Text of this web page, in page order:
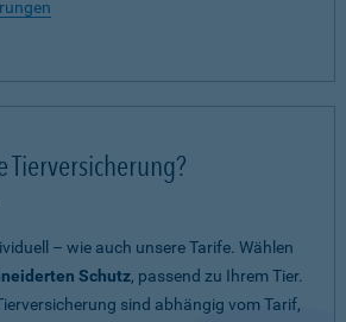
Tierversicherung?
– wie auch unsere Tarife. Wählen
Schutz, passend zu Ihrem Tier.
sind abhängig vom Tarif,